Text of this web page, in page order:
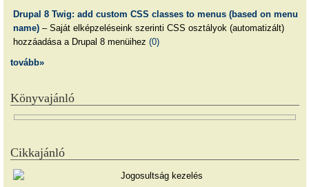
Drupal 8 Twig: add custom CSS classes to menus (based on menu
name)– Saját elképzeléseink szerinti CSS osztályok (automatizált)
hozzáadása a Drupal 8 menüihez (0)
tovább»
Könyvajánló
Cikkajánló